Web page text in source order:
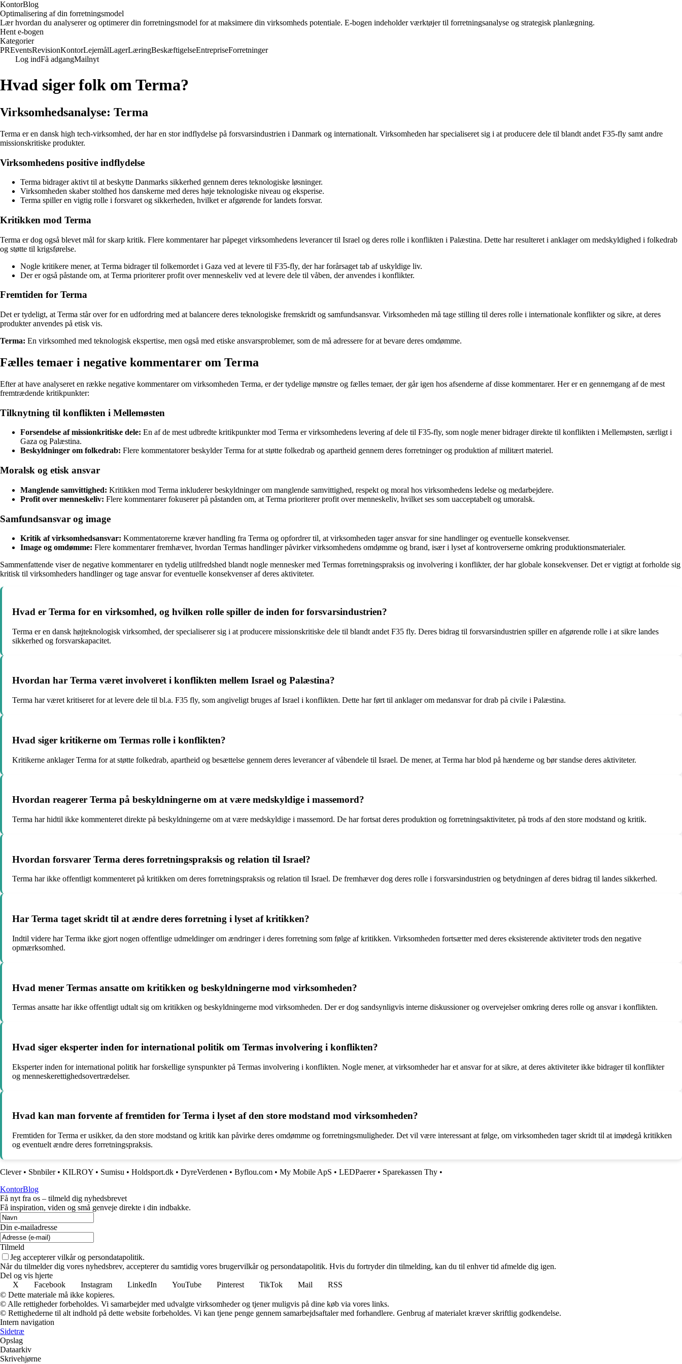
KontorBlog
Optimalisering af din forretningsmodel
Lær hvordan du analyserer og optimerer din forretningsmodel for at maksimere din virksomheds potentiale. E-bogen indeholder værktøjer til forretningsanalyse og strategisk planlægning.
Hent e-bogen
Kategorier
PREventsRevisionKontorLejemålLagerLæringBeskæftigelseEntrepriseForretninger
Log indFå adgangMailnyt
Hvad siger folk om Terma?
Virksomhedsanalyse: Terma
Terma er en dansk high tech-virksomhed, der har en stor indflydelse på forsvarsindustrien i Danmark og internationalt. Virksomheden har specialiseret sig i at producere dele til blandt andet F35-fly samt andre
missionskritiske produkter.
Virksomhedens positive indflydelse
Terma bidrager aktivt til at beskytte Danmarks sikkerhed gennem deres teknologiske løsninger.
Virksomheden skaber stolthed hos danskerne med deres høje teknologiske niveau og eksperise.
Terma spiller en vigtig rolle i forsvaret og sikkerheden, hvilket er afgørende for landets forsvar.
Kritikken mod Terma
Terma er dog også blevet mål for skarp kritik. Flere kommentarer har påpeget virksomhedens leverancer til Israel og deres rolle i konflikten i Palæstina. Dette har resulteret i anklager om medskyldighed i folkedrab
og støtte til krigsførelse.
Nogle kritikere mener, at Terma bidrager til folkemordet i Gaza ved at levere til F35-fly, der har forårsaget tab af uskyldige liv.
Der er også påstande om, at Terma prioriterer profit over menneskeliv ved at levere dele til våben, der anvendes i konflikter.
Fremtiden for Terma
Det er tydeligt, at Terma står over for en udfordring med at balancere deres teknologiske fremskridt og samfundsansvar. Virksomheden må tage stilling til deres rolle i internationale konflikter og sikre, at deres
produkter anvendes på etisk vis.
Terma: En virksomhed med teknologisk ekspertise, men også med etiske ansvarsproblemer, som de må adressere for at bevare deres omdømme.
Fælles temaer i negative kommentarer om Terma
Efter at have analyseret en række negative kommentarer om virksomheden Terma, er der tydelige mønstre og fælles temaer, der går igen hos afsenderne af disse kommentarer. Her er en gennemgang af de mest
fremtrædende kritikpunkter:
Tilknytning til konflikten i Mellemøsten
Forsendelse af missionkritiske dele: En af de mest udbredte kritikpunkter mod Terma er virksomhedens levering af dele til F35-fly, som nogle mener bidrager direkte til konflikten i Mellemøsten, særligt i
Gaza og Palæstina.
Beskyldninger om folkedrab: Flere kommentatorer beskylder Terma for at støtte folkedrab og apartheid gennem deres forretninger og produktion af militært materiel.
Moralsk og etisk ansvar
Manglende samvittighed: Kritikken mod Terma inkluderer beskyldninger om manglende samvittighed, respekt og moral hos virksomhedens ledelse og medarbejdere.
Profit over menneskeliv: Flere kommentarer fokuserer på påstanden om, at Terma prioriterer profit over menneskeliv, hvilket ses som uacceptabelt og umoralsk.
Samfundsansvar og image
Kritik af virksomhedsansvar: Kommentatorerne kræver handling fra Terma og opfordrer til, at virksomheden tager ansvar for sine handlinger og eventuelle konsekvenser.
Image og omdømme: Flere kommentarer fremhæver, hvordan Termas handlinger påvirker virksomhedens omdømme og brand, især i lyset af kontroverserne omkring produktionsmaterialer.
Sammenfattende viser de negative kommentarer en tydelig utilfredshed blandt nogle mennesker med Termas forretningspraksis og involvering i konflikter, der har globale konsekvenser. Det er vigtigt at forholde sig
kritisk til virksomheders handlinger og tage ansvar for eventuelle konsekvenser af deres aktiviteter.
Hvad er Terma for en virksomhed, og hvilken rolle spiller de inden for forsvarsindustrien?
Terma er en dansk højteknologisk virksomhed, der specialiserer sig i at producere missionskritiske dele til blandt andet F35 fly. Deres bidrag til forsvarsindustrien spiller en afgørende rolle i at sikre landes
sikkerhed og forsvarskapacitet.
Hvordan har Terma været involveret i konflikten mellem Israel og Palæstina?
Terma har været kritiseret for at levere dele til bl.a. F35 fly, som angiveligt bruges af Israel i konflikten. Dette har ført til anklager om medansvar for drab på civile i Palæstina.
Hvad siger kritikerne om Termas rolle i konflikten?
Kritikerne anklager Terma for at støtte folkedrab, apartheid og besættelse gennem deres leverancer af våbendele til Israel. De mener, at Terma har blod på hænderne og bør standse deres aktiviteter.
Hvordan reagerer Terma på beskyldningerne om at være medskyldige i massemord?
Terma har hidtil ikke kommenteret direkte på beskyldningerne om at være medskyldige i massemord. De har fortsat deres produktion og forretningsaktiviteter, på trods af den store modstand og kritik.
Hvordan forsvarer Terma deres forretningspraksis og relation til Israel?
Terma har ikke offentligt kommenteret på kritikken om deres forretningspraksis og relation til Israel. De fremhæver dog deres rolle i forsvarsindustrien og betydningen af deres bidrag til landes sikkerhed.
Har Terma taget skridt til at ændre deres forretning i lyset af kritikken?
Indtil videre har Terma ikke gjort nogen offentlige udmeldinger om ændringer i deres forretning som følge af kritikken. Virksomheden fortsætter med deres eksisterende aktiviteter trods den negative
opmærksomhed.
Hvad mener Termas ansatte om kritikken og beskyldningerne mod virksomheden?
Termas ansatte har ikke offentligt udtalt sig om kritikken og beskyldningerne mod virksomheden. Der er dog sandsynligvis interne diskussioner og overvejelser omkring deres rolle og ansvar i konflikten.
Hvad siger eksperter inden for international politik om Termas involvering i konflikten?
Eksperter inden for international politik har forskellige synspunkter på Termas involvering i konflikten. Nogle mener, at virksomheder har et ansvar for at sikre, at deres aktiviteter ikke bidrager til konflikter
og menneskerettighedsovertrædelser.
Hvad kan man forvente af fremtiden for Terma i lyset af den store modstand mod virksomheden?
Fremtiden for Terma er usikker, da den store modstand og kritik kan påvirke deres omdømme og forretningsmuligheder. Det vil være interessant at følge, om virksomheden tager skridt til at imødegå kritikken
og eventuelt ændre deres forretningspraksis.
Clever• Sbnbiler• KILROY • Sumisu • Holdsport.dk • DyreVerdenen • Byflou.com • My Mobile ApS • LEDPaerer• Sparekassen Thy •
KontorBlog
Få nyt fra os – tilmeld dig nyhedsbrevet
Få inspiration, viden og små genveje direkte i din indbakke.
Din e-mailadresse
Tilmeld
Jeg accepterer vilkår og persondatapolitik.
Når du tilmelder dig vores nyhedsbrev, accepterer du samtidig vores brugervilkår og persondatapolitik. Hvis du fortryder din tilmelding, kan du til enhver tid afmelde dig igen.
Del og vis hjerte
X
Facebook Instagram LinkedIn YouTube Pinterest TikTok Mail
RSS
© Dette materiale må ikke kopieres.
© Alle rettigheder forbeholdes. Vi samarbejder med udvalgte virksomheder og tjener muligvis på dine køb via vores links.
© Rettighederne til alt indhold på dette website forbeholdes. Vi kan tjene penge gennem samarbejdsaftaler med forhandlere. Genbrug af materialet kræver skriftlig godkendelse.
Intern navigation
Sidetræ
Opslag
Dataarkiv
Skrivehjørne